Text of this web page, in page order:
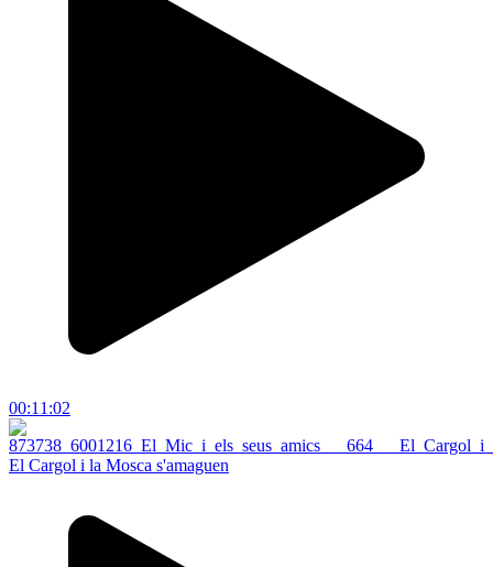
00:11:02
El Cargol i la Mosca s'amaguen